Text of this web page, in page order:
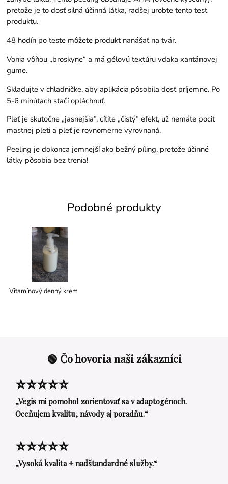
pretože je to dosť silná účinná látka, radšej urobte tento test
produktu.
48 hodín po teste môžete produkt nanášať na tvár.
Vonia vôňou „broskyne“ a má gélovú textúru vďaka xantánovej
gume.
Skladujte v chladničke, aby aplikácia pôsobila dosť príjemne. Po
5-6 minútach stačí opláchnuť.
Pleť je skutočne „jasnejšia“, cítite „čistý“ efekt, už nemáte pocit
mastnej pleti a pleť je rovnomerne vyrovnaná.
Peeling je dokonca jemnejší ako bežný píling, pretože účinné
látky pôsobia bez trenia!
Podobné produkty
Vitamínový denný krém
🟢 Čo hovoria naši zákazníci
⭐⭐⭐⭐⭐
„Vegis mi pomohol zorientovať sa v adaptogénoch.
Oceňujem kvalitu, návody aj poradňu.“
⭐⭐⭐⭐⭐
„Vysoká kvalita + nadštandardné služby.“